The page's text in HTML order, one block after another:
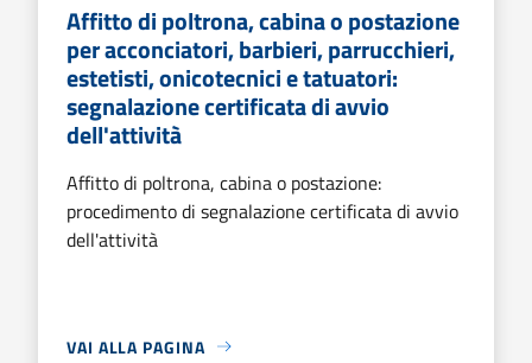
Affitto di poltrona, cabina o postazione
per acconciatori, barbieri, parrucchieri,
estetisti, onicotecnici e tatuatori:
segnalazione certificata di avvio
dell'attività
Affitto di poltrona, cabina o postazione:
procedimento di segnalazione certificata di avvio
dell'attività
VAI ALLA PAGINA